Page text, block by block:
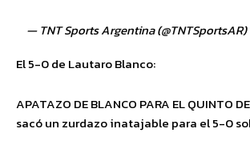
— TNT Sports Argentina (@TNTSportsAR)
El 5-0 de Lautaro Blanco:
APATAZO DE BLANCO PARA EL QUINTO
sacó un zurdazo inatajable para el 5-0